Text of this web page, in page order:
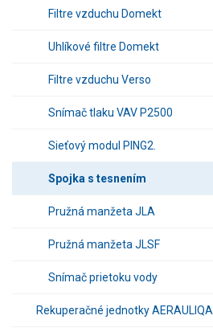
Filtre vzduchu Domekt
Uhlíkové filtre Domekt
Filtre vzduchu Verso
Snímač tlaku VAV P2500
Sieťový modul PING2.
Spojka s tesnením
Pružná manžeta JLA
Pružná manžeta JLSF
Snímač prietoku vody
Rekuperačné jednotky AERAULIQA